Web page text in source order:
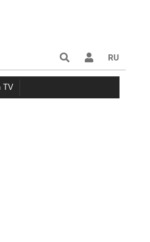
RU
TV